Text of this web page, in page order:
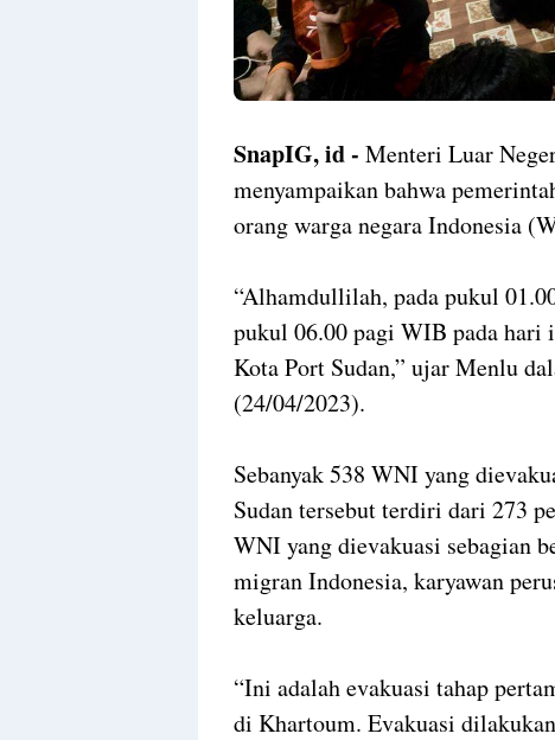
SnapIG, id - Menteri Luar
menyampaikan bahwa
orang warga negara Indonesia
“Alhamdullilah, pada pukul
pukul 06.00 pagi WIB pada hari
Kota Port Sudan,” ujar Menlu
(24/04/2023).
Sebanyak 538 WNI yang
Sudan tersebut terdiri dari 273
WNI yang dievakuasi sebagian
migran Indonesia, karyawan
keluarga.
“Ini adalah evakuasi tahap
di Khartoum. Evakuasi